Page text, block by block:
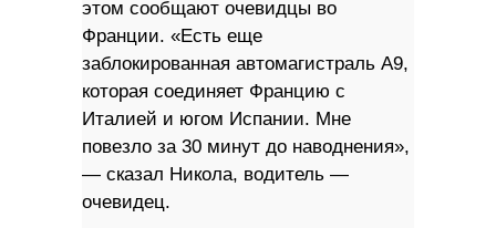
этом сообщают очевидцы во
Франции. «Есть еще
заблокированная автомагистраль A9,
которая соединяет Францию ​​с
Италией и югом Испании. Мне
повезло за 30 минут до наводнения»,
— сказал Никола, водитель —
очевидец.